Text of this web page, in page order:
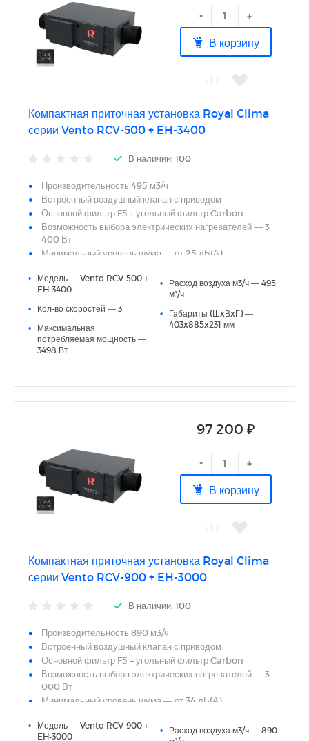
- +
В корзину
Компактная приточная установка Royal Clima
серии Vento RCV-500 + EH-3400
В наличии: 100
Производительность 495 м3/ч
Встроенный воздушный клапан с приводом
Основной фильтр F5 + угольный фильтр Carbon
Возможность выбора электрических нагревателей — 3
400 Вт
Минимальный уровень шума — от 25 дБ(А)
Интегрированная система автоматики с сенсорным
пультом управления в комплекте
Простой монтаж, не требующий специальных навыков
•
Модель — Vento RCV-500 +
EH-3400
•
Кол-во скоростей — 3
•
Максимальная
потребляемая мощность —
3498 Вт
•
Расход воздуха м3/ч — 495
м³/ч
•
Габариты (ШxВxГ) —
403x885x231 мм
97 200 ₽
- +
В корзину
Компактная приточная установка Royal Clima
серии Vento RCV-900 + EH-3000
В наличии: 100
Производительность 890 м3/ч
Встроенный воздушный клапан с приводом
Основной фильтр F5 + угольный фильтр Carbon
Возможность выбора электрических нагревателей — 3
000 Вт
Минимальный уровень шума — от 34 дБ(А)
Интегрированная система автоматики с сенсорным
•
Модель — Vento RCV-900 +
EH-3000
•
Расход воздуха м3/ч — 890